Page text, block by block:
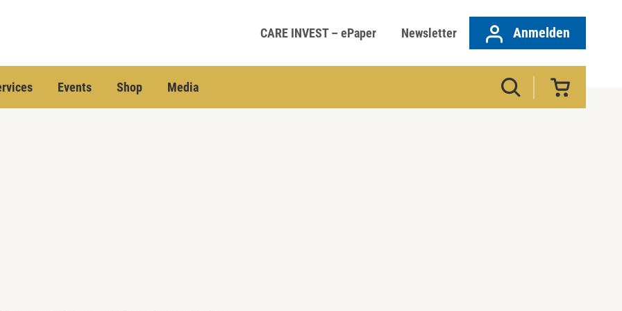
CARE INVEST – ePaper Newsletter Anmelden
Events Shop Media